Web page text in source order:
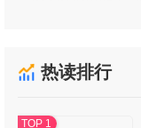
热读排行